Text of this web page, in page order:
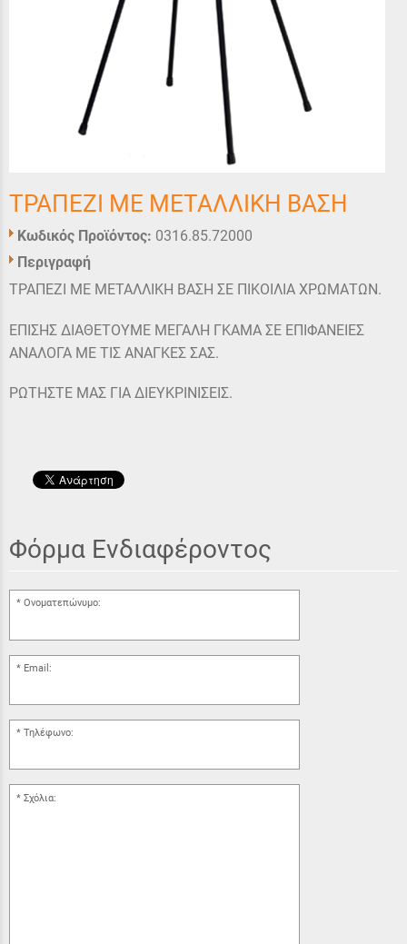
ΤΡΑΠΕΖΙ ΜΕ ΜΕΤΑΛΛΙΚΗ ΒΑΣΗ
Κωδικός Προϊόντος: 0316.85.72000
Περιγραφή
ΤΡΑΠΕΖΙ ΜΕ ΜΕΤΑΛΛΙΚΗ ΒΑΣΗ ΣΕ ΠΙΚΟΙΛΙΑ ΧΡΩΜΑΤΩΝ.
ΕΠΙΣΗΣ ΔΙΑΘΕΤΟΥΜΕ ΜΕΓΑΛΗ ΓΚΑΜΑ ΣΕ ΕΠΙΦΑΝΕΙΕΣ
ΑΝΑΛΟΓΑ ΜΕ ΤΙΣ ΑΝΑΓΚΕΣ ΣΑΣ.
ΡΩΤΗΣΤΕ ΜΑΣ ΓΙΑ ΔΙΕΥΚΡΙΝΙΣΕΙΣ.
Φόρμα Ενδιαφέροντος
Ονοματεπώνυμο:
Email:
Τηλέφωνο:
Σχόλια: